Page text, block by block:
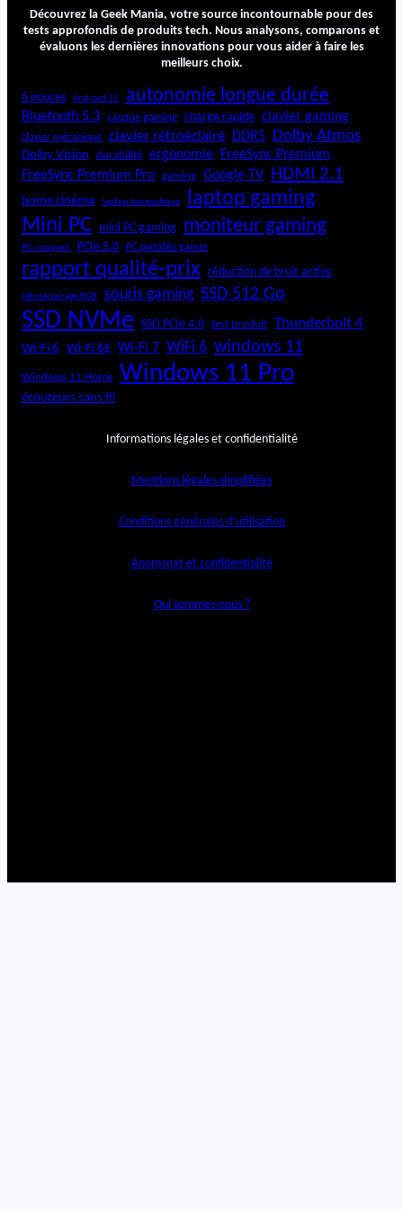
n
Découvrez la Geek Mania, votre source incontournable pour des
tests approfondis de produits tech. Nous analysons, comparons et
évaluons les dernières innovations pour vous aider à faire les
meilleurs choix.
6 pouces Android 15 autonomie longue durée
Bluetooth 5.3 casque gaming charge rapide clavier gaming
clavier mécanique clavier rétroéclairé DDR5 Dolby Atmos
Dolby Vision durabilité ergonomie
FreeSync Premium
FreeSync Premium Pro
gaming Google TV HDMI 2.1
home cinéma laptop bureautique laptop gaming
Mini PC mini PC gaming moniteur gaming
PC compact PCIe 5.0 PC portable gamer
rapport qualité-prix réduction de bruit active
rétroéclairage RGB souris gaming SSD 512 Go
SSD NVMe SSD PCIe 4.0 test produit Thunderbolt 4
Wi-Fi 6 Wi-Fi 6E Wi-Fi 7 WiFi 6 windows 11
Windows 11 Home Windows 11 Pro
écouteurs sans fil
Informations légales et confidentialité
Mentions légales simplifiées
Conditions générales d’utilisation
Anonymat et confidentialité
Qui sommes-nous ?